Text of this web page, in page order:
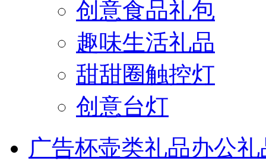
创意食品礼包
趣味生活礼品
甜甜圈触控灯
创意台灯
广告杯壶类礼品办公礼